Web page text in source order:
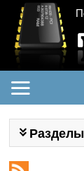
Разделы